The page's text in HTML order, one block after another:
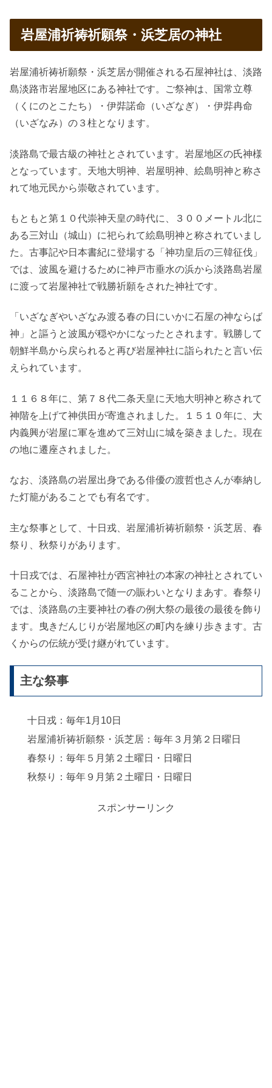
岩屋浦祈祷祈願祭・浜芝居の神社
岩屋浦祈祷祈願祭・浜芝居が開催される石屋神社は、淡路
島淡路市岩屋地区にある神社です。ご祭神は、国常立尊
（くにのとこたち）・伊弉諾命（いざなぎ）・伊弉冉命
（いざなみ）の３柱となります。
淡路島で最古級の神社とされています。岩屋地区の氏神様
となっています。天地大明神、岩屋明神、絵島明神と称さ
れて地元民から崇敬されています。
もともと第１０代崇神天皇の時代に、３００メートル北に
ある三対山（城山）に祀られて絵島明神と称されていまし
た。古事記や日本書紀に登場する「神功皇后の三韓征伐」
では、波風を避けるために神戸市垂水の浜から淡路島岩屋
に渡って岩屋神社で戦勝祈願をされた神社です。
「いざなぎやいざなみ渡る春の日にいかに石屋の神ならば
神」と謳うと波風が穏やかになったとされます。戦勝して
朝鮮半島から戻られると再び岩屋神社に詣られたと言い伝
えられています。
１１６８年に、第７８代二条天皇に天地大明神と称されて
神階を上げて神供田が寄進されました。１５１０年に、大
内義興が岩屋に軍を進めて三対山に城を築きました。現在
の地に遷座されました。
なお、淡路島の岩屋出身である俳優の渡哲也さんが奉納し
た灯籠があることでも有名です。
主な祭事として、十日戎、岩屋浦祈祷祈願祭・浜芝居、春
祭り、秋祭りがあります。
十日戎では、石屋神社が西宮神社の本家の神社とされてい
ることから、淡路島で随一の賑わいとなりまあす。春祭り
では、淡路島の主要神社の春の例大祭の最後の最後を飾り
ます。曳きだんじりが岩屋地区の町内を練り歩きます。古
くからの伝統が受け継がれています。
主な祭事
十日戎：毎年1月10日
岩屋浦祈祷祈願祭・浜芝居：毎年３月第２日曜日
春祭り：毎年５月第２土曜日・日曜日
秋祭り：毎年９月第２土曜日・日曜日
スポンサーリンク